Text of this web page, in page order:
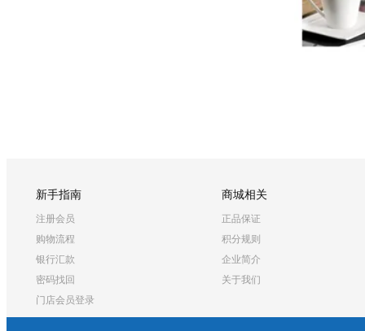
新手指南
注册会员
购物流程
银行汇款
密码找回
门店会员登录
商城相关
正品保证
积分规则
企业简介
关于我们